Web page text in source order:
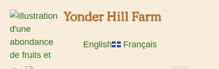
English Français